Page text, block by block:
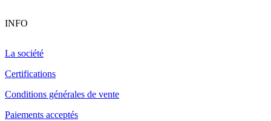
INFO
La société
Certifications
Conditions générales de vente
Paiements acceptés